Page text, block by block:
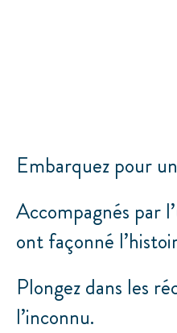
Embarquez pour
Accompagnés par
ont façonné
Plongez dans les
l’inconnu.